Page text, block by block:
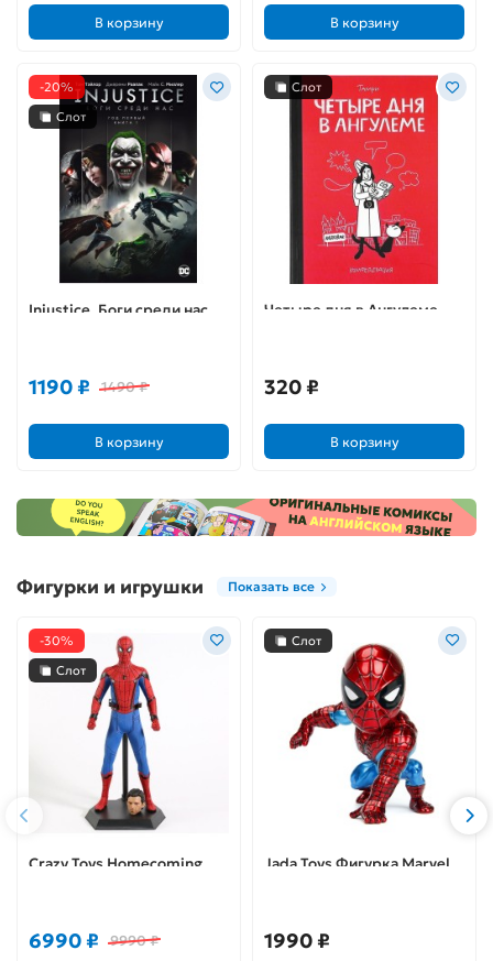
В корзину В корзину
-20%
Слот
Injustice. Боги среди нас.
1190 ₽ 1490 ₽
В корзину
Слот
Четыре дня в Ангулеме
320 ₽
В корзину
Фигурки и игрушки Показать все
-30%
Слот
Crazy Toys Homecoming
6990 ₽ 9990 ₽
Слот
Jada Toys Фигурка Marvel
1990 ₽